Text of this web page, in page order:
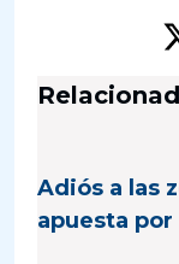
Adiós a las
apuesta